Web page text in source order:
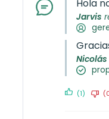
Hola
Jarvis
Nicolás
(1)